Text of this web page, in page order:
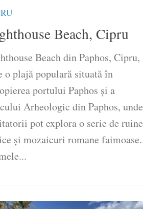
Beach, Cipru
Beach din Paphos, Cipru,
o plajă populară situată în
portului Paphos și a
Arheologic din Paphos, unde
pot explora o serie de ruine
și mozaicuri romane faimoase.